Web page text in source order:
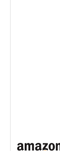
dans la
résolution